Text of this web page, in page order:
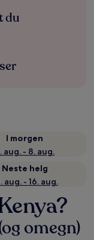
du
I morgen
aug. - 8. aug.
Neste helg
aug. - 16. aug.
omegn)